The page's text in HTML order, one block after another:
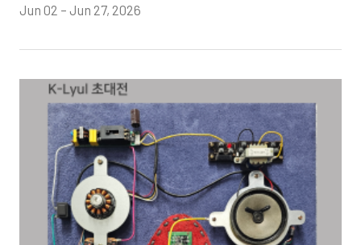
Jun 02 – Jun 27, 2026